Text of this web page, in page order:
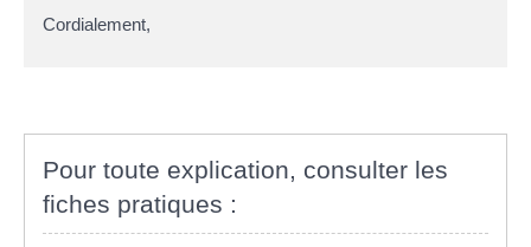
Cordialement,
Pour toute explication, consulter les
fiches pratiques :